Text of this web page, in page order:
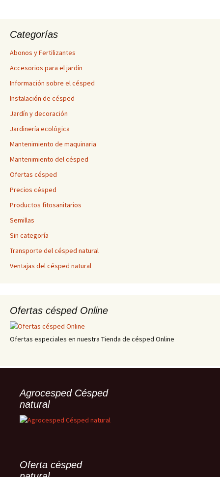
Categorías
Abonos y Fertilizantes
Accesorios para el jardín
Información sobre el césped
Instalación de césped
Jardín y decoración
Jardinería ecológica
Mantenimiento de maquinaria
Mantenimiento del césped
Ofertas césped
Precios césped
Productos fitosanitarios
Semillas
Sin categoría
Transporte del césped natural
Ventajas del césped natural
Ofertas césped Online
Ofertas especiales en nuestra Tienda de césped Online
Agrocesped Césped
natural
Oferta césped